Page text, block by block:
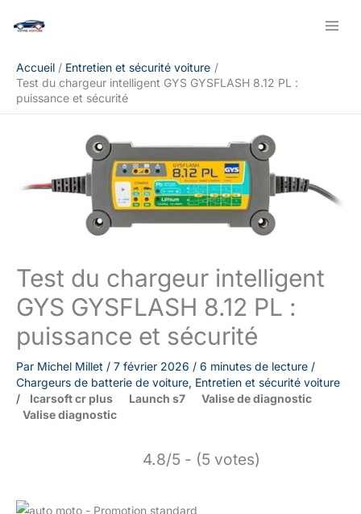
Accueil
Entretien et sécurité voiture
Test du chargeur intelligent GYS GYSFLASH 8.12 PL :
puissance et sécurité
Test du chargeur intelligent
GYS GYSFLASH 8.12 PL :
puissance et sécurité
Par Michel Millet / 7 février 2026 / 6 minutes de lecture /
Chargeurs de batterie de voiture, Entretien et sécurité voiture
/
Icarsoft cr plus Launch s7
Valise de diagnostic
Valise diagnostic
4.8/5 - (5 votes)